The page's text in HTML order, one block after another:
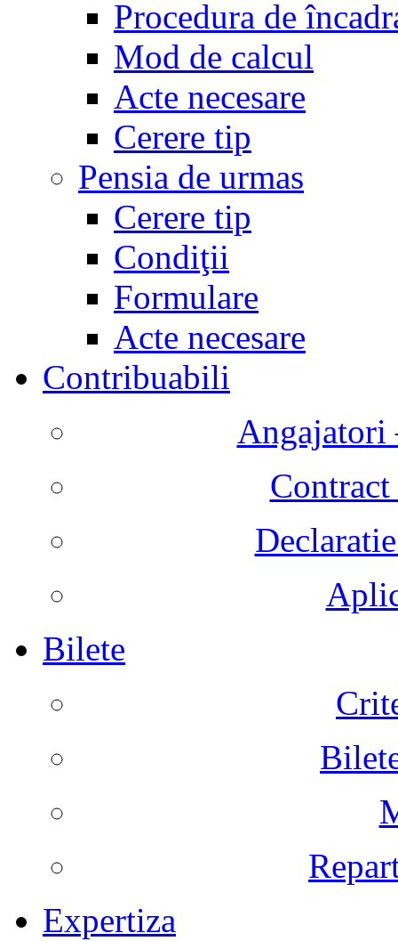
Procedura de
Mod de calcul
Acte necesare
Cerere tip
Pensia de urmas
Cerere tip
Condiţii
Formulare
Acte necesare
Contribuabili
Angajatori
Contract
Bilete
Expertiza